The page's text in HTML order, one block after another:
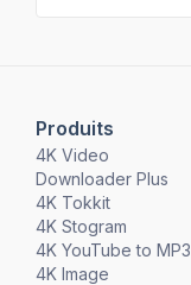
Produits
4K Video
Downloader Plus
4K Tokkit
4K Stogram
4K YouTube to MP3
4K Image